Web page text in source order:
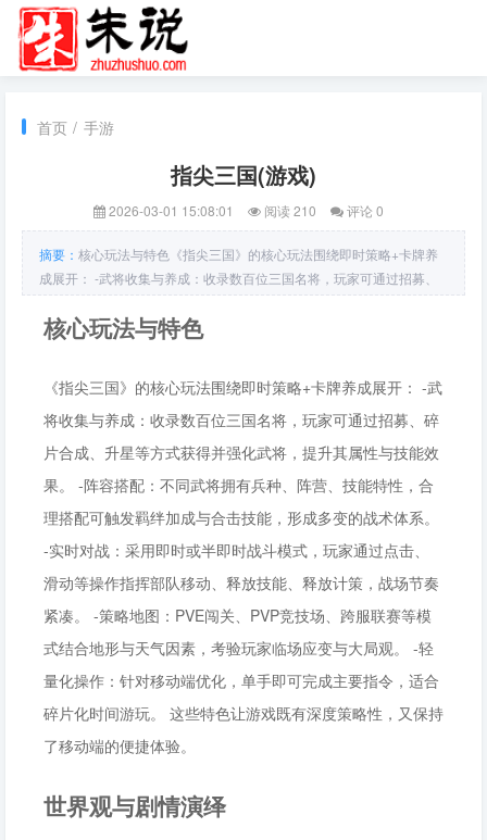
首页 / 手游
指尖三国(游戏)
2026-03-01 15:08:01 阅读 210 评论 0
摘要： 核心玩法与特色《指尖三国》的核心玩法围绕即时策略+卡牌养
成展开： -武将收集与养成：收录数百位三国名将，玩家可通过招募、
碎片合成、升星等方式获得并强化武将，提升其属性与技能效果。 -阵
容搭配：不同武将拥有兵种、阵营、技能特性，合理搭配可触发羁绊加
计策，战场节奏紧凑。 -策
核心玩法与特色
《指尖三国》的核心玩法围绕即时策略+卡牌养成展开： -武
将收集与养成：收录数百位三国名将，玩家可通过招募、碎
片合成、升星等方式获得并强化武将，提升其属性与技能效
果。 -阵容搭配：不同武将拥有兵种、阵营、技能特性，合
理搭配可触发羁绊加成与合击技能，形成多变的战术体系。
-实时对战：采用即时或半即时战斗模式，玩家通过点击、
滑动等操作指挥部队移动、释放技能、释放计策，战场节奏
紧凑。 -策略地图：PVE闯关、PVP竞技场、跨服联赛等模
式结合地形与天气因素，考验玩家临场应变与大局观。 -轻
量化操作：针对移动端优化，单手即可完成主要指令，适合
碎片化时间游玩。 这些特色让游戏既有深度策略性，又保持
了移动端的便捷体验。
世界观与剧情演绎